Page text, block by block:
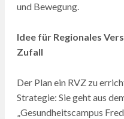
und Bewegung.
Idee für Regionales
Zufall
Der Plan ein RVZ zu
Strategie: Sie geht aus
„Gesundheitscampus